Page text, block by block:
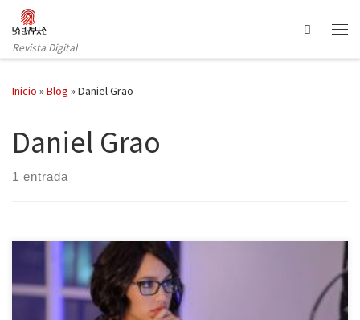
Saltar al contenido
Revista Digital
Search
Inicio »Blog »Daniel Grao
Daniel Grao
1 entrada
Nuevo estreno en el mundo de la ficción española. Es el turno de